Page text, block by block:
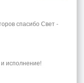
спасибо Свет -
исполнение!